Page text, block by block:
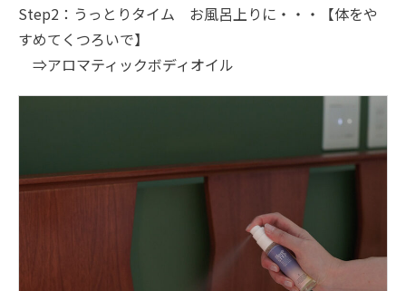
Step2：うっとりタイム お風呂上りに・・・【体をや
すめてくつろいで】
⇒アロマティックボディオイル